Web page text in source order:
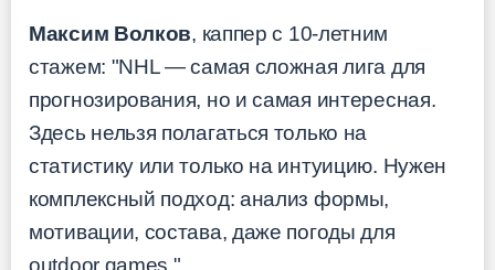
Максим Волков, каппер с 10-летним
стажем: "NHL — самая сложная лига для
прогнозирования, но и самая интересная.
Здесь нельзя полагаться только на
статистику или только на интуицию. Нужен
комплексный подход: анализ формы,
мотивации, состава, даже погоды для
outdoor games."